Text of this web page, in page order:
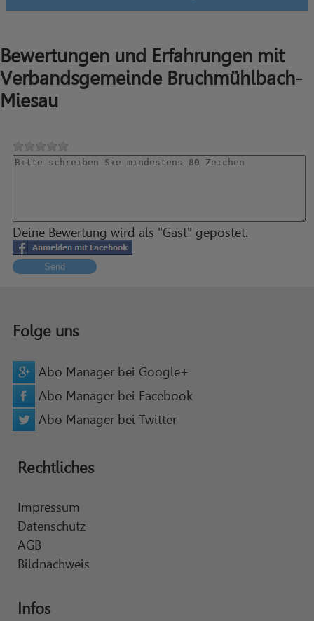
Bewertungen und Erfahrungen mit
Verbandsgemeinde Bruchmühlbach-
Miesau
Deine Bewertung wird als "Gast" gepostet.
Send
Folge uns
Abo Manager bei Google+
Abo Manager bei Facebook
Abo Manager bei Twitter
Rechtliches
Impressum
Datenschutz
AGB
Bildnachweis
Infos